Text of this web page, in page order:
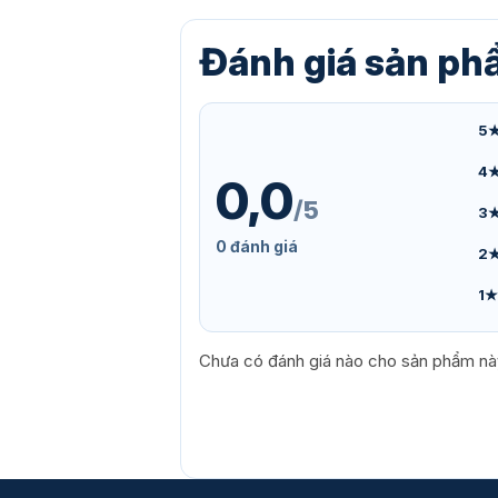
Đánh giá sản
0,0/5
0 đánh giá
1★
Chưa có đánh giá nào cho sản phẩm